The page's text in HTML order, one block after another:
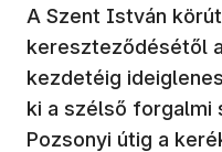
A Szent István
kereszteződésétől
kezdetéig
ki a szélső forgalmi
Pozsonyi útig a